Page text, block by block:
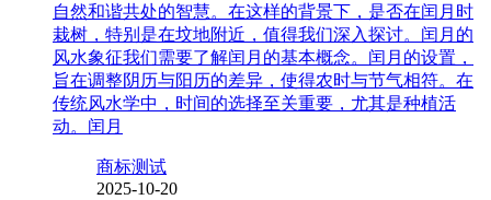
自然和谐共处的智慧。在这样的背景下，是否在闰月时
栽树，特别是在坟地附近，值得我们深入探讨。闰月的
风水象征我们需要了解闰月的基本概念。闰月的设置，
旨在调整阴历与阳历的差异，使得农时与节气相符。在
传统风水学中，时间的选择至关重要，尤其是种植活
动。闰月
商标测试
2025-10-20